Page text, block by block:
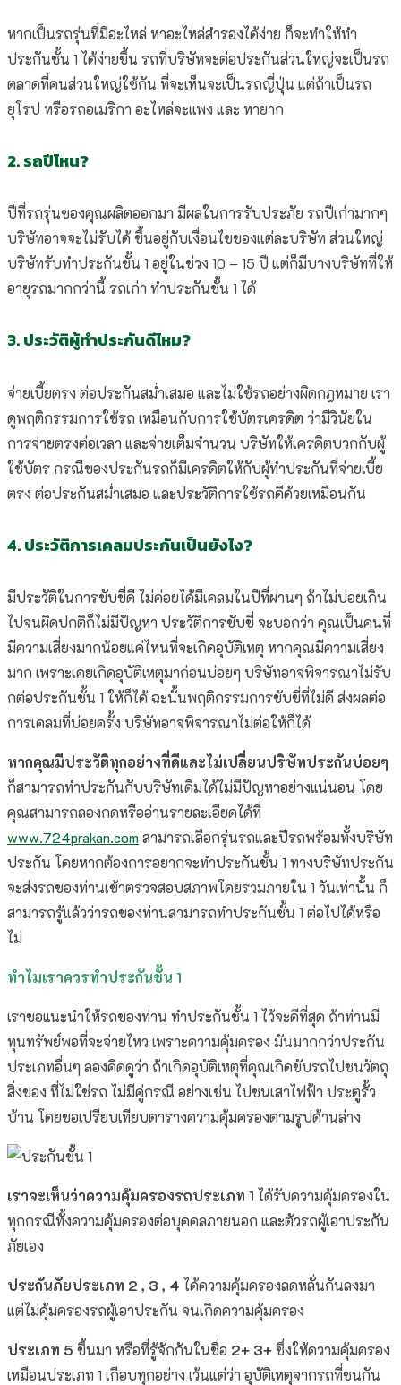
หากเป็นรถรุ่นที่มีอะไหล่ หาอะไหล่สำรองได้ง่าย ก็จะทำให้ทำ
ประกันชั้น 1 ได้ง่ายขึ้น รถที่บริษัทจะต่อประกันส่วนใหญ่จะเป็นรถ
ตลาดที่คนส่วนใหญ่ใช้กัน ที่จะเห็นจะเป็นรถญี่ปุ่น แต่ถ้าเป็นรถ
ยุโรป หรือรถอเมริกา อะไหล่จะแพง และ หายาก
2. รถปีไหน?
ปีที่รถรุ่นของคุณผลิตออกมา มีผลในการรับประภัย รถปีเก่ามากๆ
บริษัทอาจจะไม่รับได้ ขึ้นอยู่กับเงื่อนไขของแต่ละบริษัท ส่วนใหญ่
บริษัทรับทำประกันชั้น 1 อยู่ในช่วง 10 – 15 ปี แต่ก็มีบางบริษัทที่ให้
อายุรถมากกว่านี้ รถเก่า ทำประกันชั้น 1 ได้
3. ประวัติผู้ทำประกันดีไหม?
จ่ายเบี้ยตรง ต่อประกันสม่ำเสมอ และไม่ใช้รถอย่างผิดกฎหมาย เรา
ดูพฤติกรรมการใช้รถ เหมือนกับการใช้บัตรเครดิต ว่ามีวินัยใน
การจ่ายตรงต่อเวลา และจ่ายเต็มจำนวน บริษัทให้เครดิตบวกกับผู้
ใช้บัตร กรณีของประกันรถก็มีเครดิตให้กับผู้ทำประกันที่จ่ายเบี้ย
ตรง ต่อประกันสม่ำเสมอ และประวัติการใช้รถดีด้วยเหมือนกัน
4. ประวัติการเคลมประกันเป็นยังไง?
มีประวัติในการขับขี่ดี ไม่ค่อยได้มีเคลมในปีที่ผ่านๆ ถ้าไม่บ่อยเกิน
ไปจนผิดปกติก็ไม่มีปัญหา ประวัติการขับขี่ จะบอกว่า คุณเป็นคนที่
มีความเสี่ยงมากน้อยแค่ไหนที่จะเกิดอุบัติเหตุ หากคุณมีความเสี่ยง
มาก เพราะเคยเกิดอุบัติเหตุมาก่อนบ่อยๆ บริษัทอาจพิจารณาไม่รับ
กต่อประกันชั้น 1 ให้ก็ได้ ฉะนั้นพฤติกรรมการขับขี่ที่ไม่ดี ส่งผลต่อ
การเคลมที่บ่อยครั้ง บริษัทอาจพิจารณาไม่ต่อให้ก็ได้
หากคุณมีประวัติทุกอย่างที่ดีและไม่เปลี่ยนปริษัทประกันบ่อยๆ
ก็สามารถทำประกันกับบริษัทเดิมได้ไม่มีปัญหาอย่างแน่นอน โดย
คุณสามารถลองกดหรืออ่านรายละเอียดได้ที่
www.724prakan.com สามารถเลือกรุ่นรถและปีรถพร้อมทั้งบริษัท
ประกัน โดยหากต้องการอยากจะทำประกันชั้น 1 ทางบริษัทประกัน
จะส่งรถของท่านเข้าตรวจสอบสภาพโดยรวมภายใน 1 วันเท่านั้น ก็
สามารถรู้แล้วว่ารถของท่านสามารถทำประกันชั้น 1 ต่อไปได้หรือ
ไม่
ทำไมเราควรทำประกันชั้น 1
เราขอแนะนำให้รถของท่าน ทำประกันชั้น 1 ไว้จะดีที่สุด ถ้าท่านมี
ทุนทรัพย์พอที่จะจ่ายไหว เพราะความคุ้มครอง มันมากกว่าประกัน
ประเภทอื่นๆ ลองคิดดูว่า ถ้าเกิดอุบัติเหตุที่คุณเกิดขับรถไปชนวัตถุ
สิ่งของ ที่ไม่ใช่รถ ไม่มีคู่กรณี อย่างเช่น ไปชนเสาไฟฟ้า ประตูรั้ว
บ้าน โดยขอเปรียบเทียบตารางความคุ้มครองตามรูปด้านล่าง
เราจะเห็นว่าความคุ้มครองรถประเภท 1 ได้รับความคุ้มครองใน
ทุกกรณีทั้งความคุ้มครองต่อบุคคลภายนอก และตัวรถผู้เอาประกัน
ภัยเอง
ประกันภัยประเภท 2 , 3 , 4 ได้ความคุ้มครองลดหลั่นกันลงมา
แต่ไม่คุ้มครองรถผู้เอาประกัน จนเกิดความคุ้มครอง
ประเภท 5 ขึ้นมา หรือที่รู้จักกันในชื่อ 2+ 3+ซึ่งให้ความคุ้มครอง
เหมือนประเภท 1 เกือบทุกอย่าง เว้นแต่ว่า อุบัติเหตุจากรถที่ชนกัน